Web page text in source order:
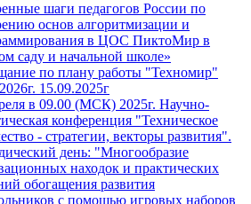
шаги педагогов России по
основ алгоритмизации и
в ЦОС ПиктоМир в
саду и начальной школе»
по плану работы "Техномир"
15.09.2025г
в 09.00 (МСК) 2025г. Научно-
конференция "Техническое
- стратегии, векторы развития".
день: "Многообразие
находок и практических
обогащения развития
с помощью игровых наборов